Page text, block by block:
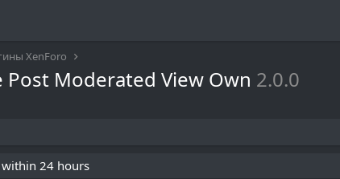
XenForo
Post Moderated View Own 2.0.0
24 hours